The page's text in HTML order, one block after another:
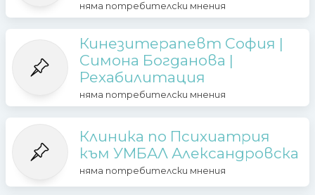
няма потребителски мнения
Кинезитерапевт София |
Симона Богданова |
Рехабилитация
няма потребителски мнения
Клиника по Психиатрия
към УМБАЛ Александровска
няма потребителски мнения